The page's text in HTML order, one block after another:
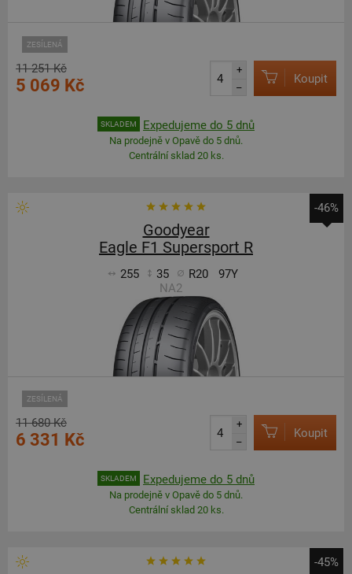
ZESÍLENÁ
11 251 Kč
5 069 Kč
+
–
Koupit
SKLADEM Expedujeme do 5 dnů
Na prodejně v Opavě do 5 dnů.
Centrální sklad 20 ks.
-46%
Goodyear
Eagle F1 Supersport R
255 35 R20
97Y
NA2
ZESÍLENÁ
11 680 Kč
6 331 Kč
+
–
Koupit
SKLADEM Expedujeme do 5 dnů
Na prodejně v Opavě do 5 dnů.
Centrální sklad 20 ks.
-45%